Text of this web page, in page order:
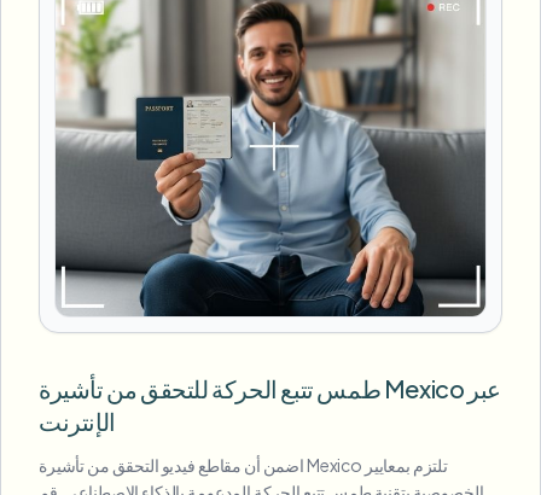
طمس تتبع الحركة للتحقق من تأشيرة Mexico عبر
الإنترنت
اضمن أن مقاطع فيديو التحقق من تأشيرة Mexico تلتزم بمعايير